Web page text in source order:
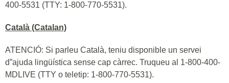
400-5531 (TTY: 1-800-770-5531).
Català (Catalan)
ATENCIÓ: Si parleu Català, teniu disponible un servei
d”ajuda lingüística sense cap càrrec. Truqueu al 1-800-400-
MDLIVE (TTY o teletip: 1-800-770-5531).